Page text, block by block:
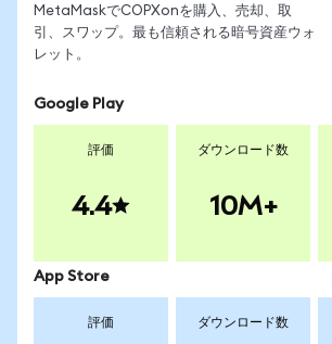
MetaMaskでCOPXonを購入、売却、取
引、スワップ。最も信頼される暗号資産ウォ
レット。
Google Play
評価
4.4
ダウンロード数
10M+
App Store
評価 ダウンロード数